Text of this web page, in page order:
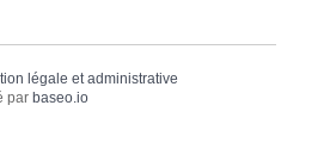
légale et administrative
par baseo.io